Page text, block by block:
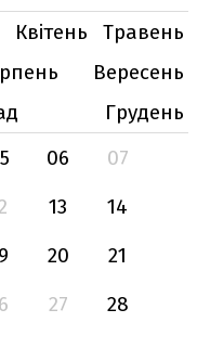
Квітень
Травень
Вересень
Грудень
06
07
13
14
20
21
27
28